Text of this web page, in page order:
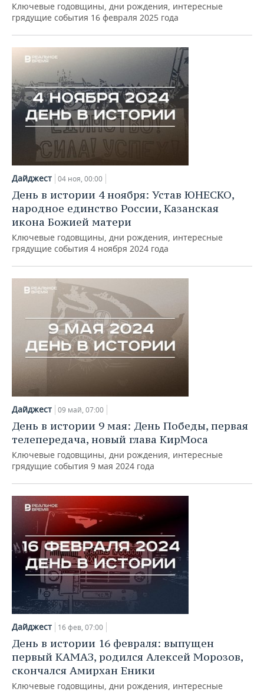
Ключевые годовщины, дни рождения, интересные
грядущие события 16 февраля 2025 года
Дайджест 04 ноя, 00:00
День в истории 4 ноября: Устав ЮНЕСКО,
народное единство России, Казанская
икона Божией матери
Ключевые годовщины, дни рождения, интересные
грядущие события 4 ноября 2024 года
Дайджест 09 май, 07:00
День в истории 9 мая: День Победы, первая
телепередача, новый глава КирМоса
Ключевые годовщины, дни рождения, интересные
грядущие события 9 мая 2024 года
Дайджест 16 фев, 07:00
День в истории 16 февраля: выпущен
первый КАМАЗ, родился Алексей Морозов,
скончался Амирхан Еники
Ключевые годовщины, дни рождения, интересные